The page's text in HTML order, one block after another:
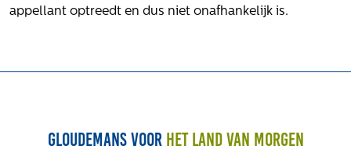
Blogs
Werken bij
Contact
appellant optreedt en dus niet onafhankelijk is.
Gloudemans voor het land van morgen